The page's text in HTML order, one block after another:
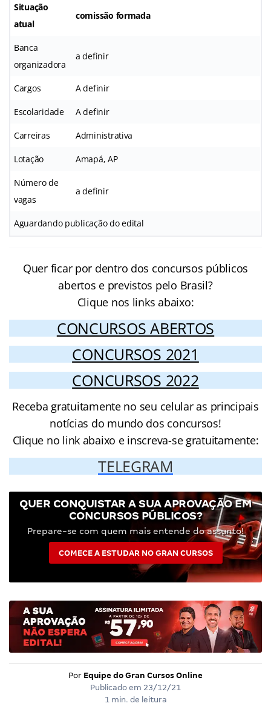
Situação
atual
comissão formada
Banca
organizadora
a definir
Cargos A definir
Escolaridade A definir
Carreiras Administrativa
Lotação Amapá, AP
Número de
vagas
a definir
Aguardando publicação do edital
Quer ficar por dentro dos concursos públicos
abertos e previstos pelo Brasil?
Clique nos links abaixo:
CONCURSOS ABERTOS
CONCURSOS 2021
CONCURSOS 2022
Receba gratuitamente no seu celular as principais
notícias do mundo dos concursos!
Clique no link abaixo e inscreva-se gratuitamente:
TELEGRAM
QUER CONQUISTAR A SUA APROVAÇÃO EM
CONCURSOS PÚBLICOS?
Prepare-se com quem mais entende do assunto!
COMECE A ESTUDAR NO GRAN CURSOS
Por Equipe do Gran Cursos Online
Publicado em 23/12/21
1 min. de leitura